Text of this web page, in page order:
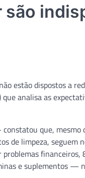
estão dispostos a
analisa as
que, mesmo
de limpeza, seguem
e suplementos —